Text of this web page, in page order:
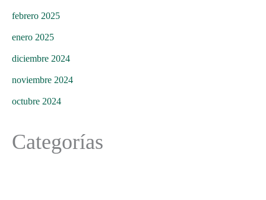
febrero 2025
enero 2025
diciembre 2024
noviembre 2024
octubre 2024
Categorías